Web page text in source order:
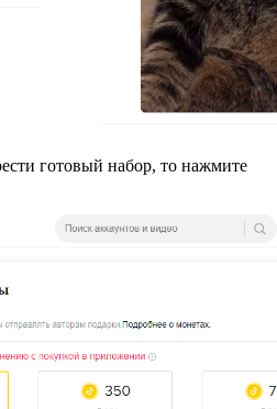
готовый набор, то нажмите